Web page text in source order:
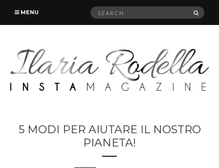
MENU
Search
5 MODI PER AIUTARE IL NOSTRO
PIANETA!